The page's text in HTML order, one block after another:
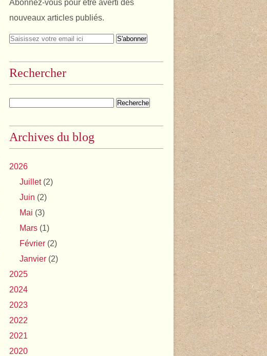
Abonnez-vous pour être averti des
nouveaux articles publiés.
Rechercher
Archives du blog
2026
Juillet(2)
Juin (2)
Mai (3)
Mars (1)
Février (2)
Janvier (2)
2025
2024
2023
2022
2021
2020